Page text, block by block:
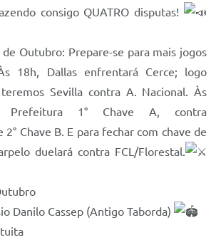
2024
consigo QUATRO disputas!
Outubro: Prepare-se para mais jogos
18h, Dallas enfrentará Cerce; logo
Sevilla contra A. Nacional. Às
Prefeitura 1° Chave A, contra
Chave B. E para fechar com chave de
duelará contra FCL/Florestal.
Danilo Cassep (Antigo Taborda)